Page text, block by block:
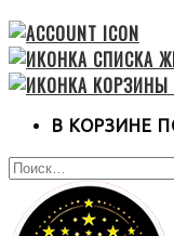
В КОРЗИНЕ